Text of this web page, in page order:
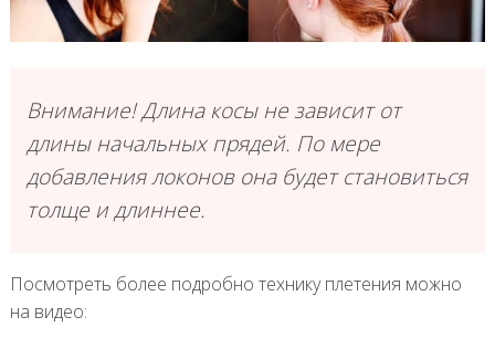
Внимание! Длина косы не зависит от
длины начальных прядей. По мере
добавления локонов она будет становиться
толще и длиннее.
Посмотреть более подробно технику плетения можно
на видео: